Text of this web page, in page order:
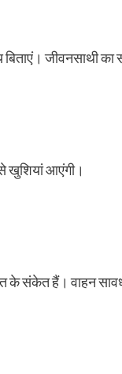
जीवनसाथी का
खुशियां आएंगी।
के संकेत हैं। वाहन